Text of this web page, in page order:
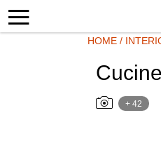
HOME /
+ 42